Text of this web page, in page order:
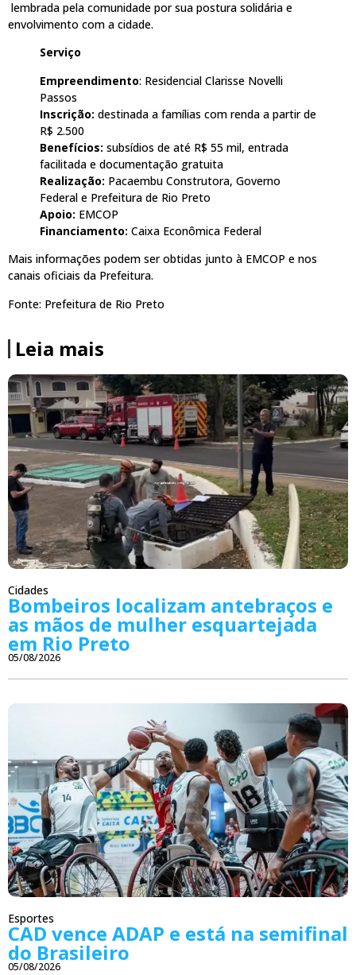
lembrada pela comunidade por sua postura solidária e
envolvimento com a cidade.
Serviço
Empreendimento: Residencial Clarisse Novelli
Passos
Inscrição: destinada a famílias com renda a partir de
R$ 2.500
Benefícios: subsídios de até R$ 55 mil, entrada
facilitada e documentação gratuita
Realização: Pacaembu Construtora, Governo
Federal e Prefeitura de Rio Preto
Apoio: EMCOP
Financiamento: Caixa Econômica Federal
Mais informações podem ser obtidas junto à EMCOP e nos
canais oficiais da Prefeitura.
Fonte: Prefeitura de Rio Preto
Leia mais
Cidades
Bombeiros localizam antebraços e
as mãos de mulher esquartejada
em Rio Preto
05/08/2026
Esportes
CAD vence ADAP e está na semifinal
do Brasileiro
05/08/2026